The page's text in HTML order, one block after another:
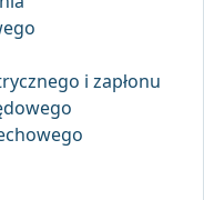
i zapłonu